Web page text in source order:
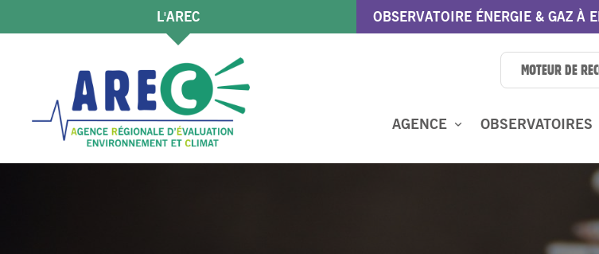
L'AREC OBSERVATOIRE ÉNERGIE & GAZ À
AGENCE OBSERVATOIRES